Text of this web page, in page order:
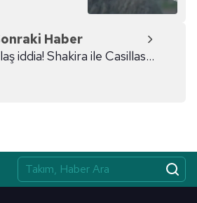
Haber
iddia! Shakira ile Casillas...